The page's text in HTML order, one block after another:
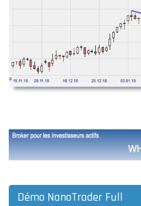
Démo NanoTrader Full